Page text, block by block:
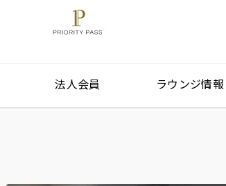
法人会員 ラウンジ情報